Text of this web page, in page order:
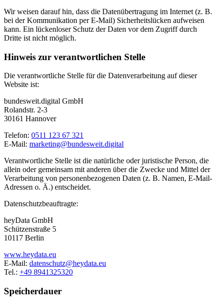
Wir weisen darauf hin, dass die Datenübertragung im Internet (z. B.
bei der Kommunikation per E-Mail) Sicherheitslücken aufweisen
kann. Ein lückenloser Schutz der Daten vor dem Zugriff durch
Dritte ist nicht möglich.
Hinweis zur verantwortlichen Stelle
Die verantwortliche Stelle für die Datenverarbeitung auf dieser
Website ist:
bundesweit.digital GmbH
Rolandstr. 2-3
30161 Hannover
Telefon: 0511 123 67 321
E-Mail: marketing@bundesweit.digital
Verantwortliche Stelle ist die natürliche oder juristische Person, die
allein oder gemeinsam mit anderen über die Zwecke und Mittel der
Verarbeitung von personenbezogenen Daten (z. B. Namen, E-Mail-
Adressen o. Ä.) entscheidet.
Datenschutzbeauftragte:
heyData GmbH
Schützenstraße 5
10117 Berlin
www.heydata.eu
E-Mail: datenschutz@heydata.eu
Tel.: +49 8941325320
Speicherdauer